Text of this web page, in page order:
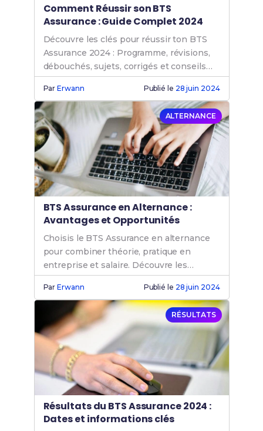
Comment Réussir son BTS
Assurance : Guide Complet 2024
Découvre les clés pour réussir ton BTS
Assurance 2024 : Programme, révisions,
débouchés, sujets, corrigés et conseils
pour une préparation efficace.
ParErwann Publié le 28 juin 2024
ALTERNANCE
BTS Assurance en Alternance :
Avantages et Opportunités
Choisis le BTS Assurance en alternance
pour combiner théorie, pratique en
entreprise et salaire. Découvre les
avantages, débouchés et stratégies pour
réussir en 2024.
ParErwann Publié le 28 juin 2024
RÉSULTATS
Résultats du BTS Assurance 2024 :
Dates et informations clés